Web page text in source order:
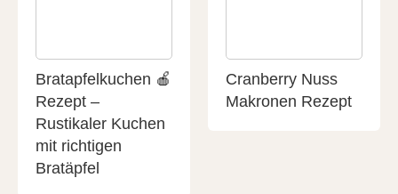
Bratapfelkuchen 🍎
Rezept –
Rustikaler Kuchen
mit richtigen
Bratäpfel
Cranberry Nuss
Makronen Rezept